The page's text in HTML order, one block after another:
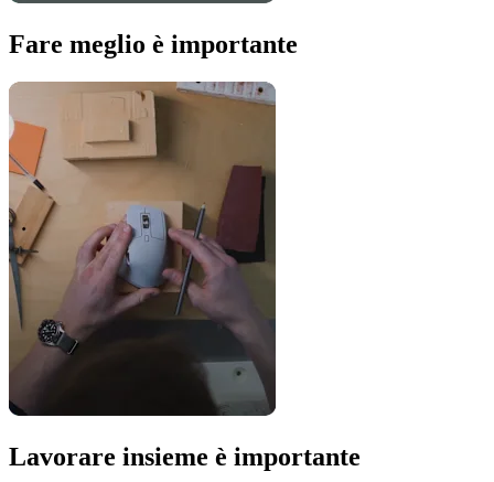
Fare meglio è importante
Lavorare insieme è importante